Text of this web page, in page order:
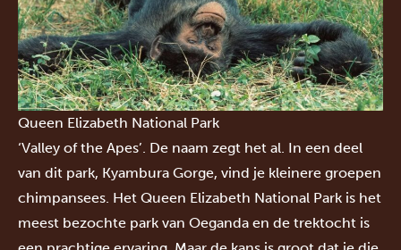
Queen Elizabeth National Park
‘Valley of the Apes’. De naam zegt het al. In een deel
van dit park, Kyambura Gorge, vind je kleinere groepen
chimpansees. Het Queen Elizabeth National Park is het
meest bezochte park van Oeganda en de trektocht is